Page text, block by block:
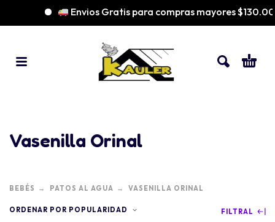
Envios Gratis para compras mayores $130.000
Vasenilla Orinal
BEBÉS PATOS AL AGUA VASENILLA ORINAL
ORDENAR POR POPULARIDAD FILTRAL